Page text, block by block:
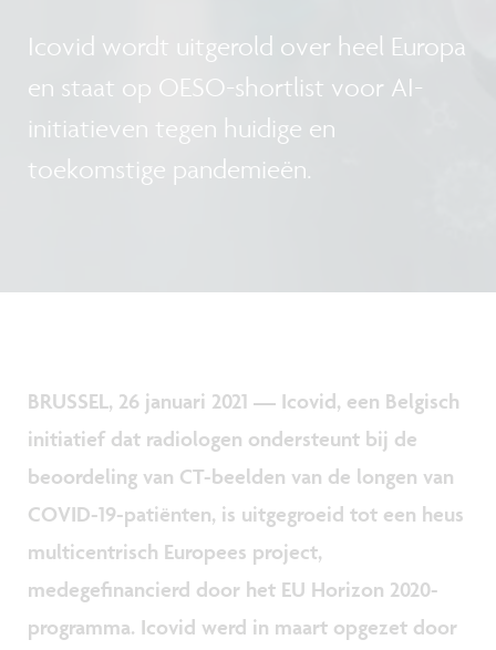
Icovid wordt uitgerold over heel Europa
en staat op OESO-shortlist voor AI-
initiatieven tegen huidige en
toekomstige pandemieën.
BRUSSEL, 26 januari 2021 — Icovid, een Belgisch
initiatief dat radiologen ondersteunt bij de
beoordeling van CT-beelden van de longen van
COVID-19-patiënten, is uitgegroeid tot een heus
multicentrisch Europees project,
medegefinancierd door het EU Horizon 2020-
programma. Icovid werd in maart opgezet door